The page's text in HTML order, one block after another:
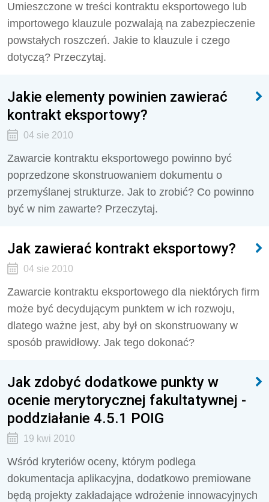
Umieszczone w treści kontraktu eksportowego lub
importowego klauzule pozwalają na zabezpieczenie
powstałych roszczeń. Jakie to klauzule i czego
dotyczą? Przeczytaj.
Jakie elementy powinien zawierać
kontrakt eksportowy?
04 sie 2010
Zawarcie kontraktu eksportowego powinno być
poprzedzone skonstruowaniem dokumentu o
przemyślanej strukturze. Jak to zrobić? Co powinno
być w nim zawarte? Przeczytaj.
Jak zawierać kontrakt eksportowy?
04 sie 2010
Zawarcie kontraktu eksportowego dla niektórych firm
może być decydującym punktem w ich rozwoju,
dlatego ważne jest, aby był on skonstruowany w
sposób prawidłowy. Jak tego dokonać?
Jak zdobyć dodatkowe punkty w
ocenie merytorycznej fakultatywnej -
poddziałanie 4.5.1 POIG
19 kwi 2010
Wśród kryteriów oceny, którym podlega
dokumentacja aplikacyjna, dodatkowo premiowane
będą projekty zakładające wdrożenie innowacyjnych